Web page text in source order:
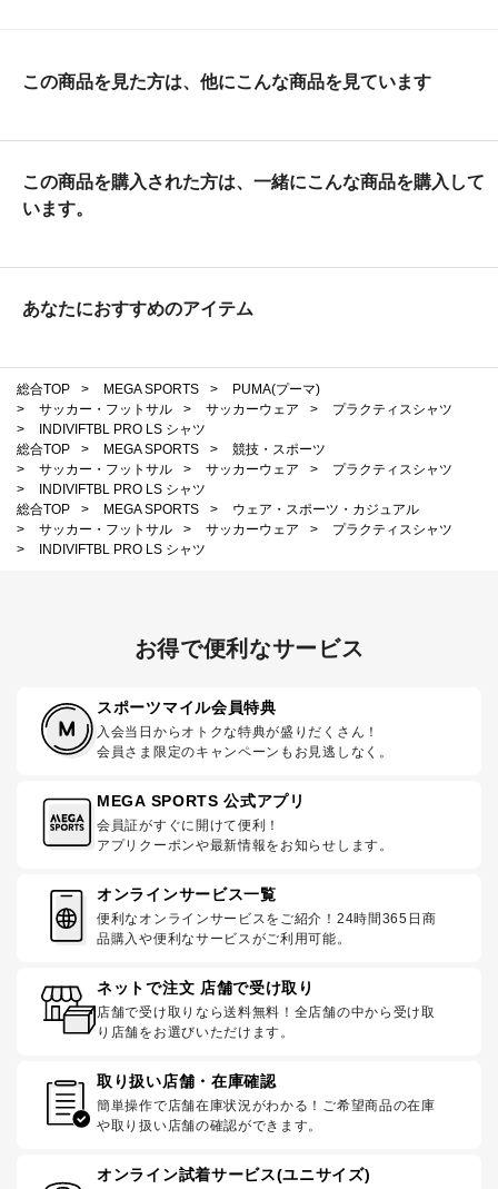
この商品を見た方は、他にこんな商品を見ています
この商品を購入された方は、一緒にこんな商品を購入して
います。
あなたにおすすめのアイテム
総合TOP > MEGA SPORTS >
PUMA(プーマ)
>
サッカー・フットサル > サッカーウェア >
プラクティスシャツ
>
INDIVIFTBL PRO LS シャツ
総合TOP
> MEGA SPORTS >
競技・スポーツ
>
サッカー・フットサル > サッカーウェア >
プラクティスシャツ
>
INDIVIFTBL PRO LS シャツ
総合TOP
> MEGA SPORTS >
ウェア・スポーツ・カジュアル
>
サッカー・フットサル > サッカーウェア >
プラクティスシャツ
>
INDIVIFTBL PRO LS シャツ
お得で便利なサービス
スポーツマイル会員特典
入会当日からオトクな特典が盛りだくさん！
会員さま限定のキャンペーンもお見逃しなく。
MEGA SPORTS 公式アプリ
会員証がすぐに開けて便利！
アプリクーポンや最新情報をお知らせします。
オンラインサービス一覧
便利なオンラインサービスをご紹介！24時間365日商
品購入や便利なサービスがご利用可能。
ネットで注文 店舗で受け取り
店舗で受け取りなら送料無料！全店舗の中から受け取
り店舗をお選びいただけます。
取り扱い店舗・在庫確認
簡単操作で店舗在庫状況がわかる！ご希望商品の在庫
や取り扱い店舗の確認ができます。
オンライン試着サービス(ユニサイズ)